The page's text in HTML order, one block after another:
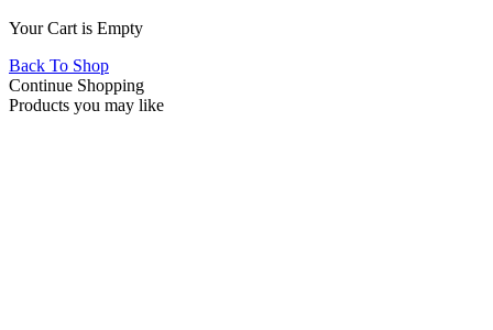
Your Cart is Empty
Back To Shop
Continue Shopping
Products you may like